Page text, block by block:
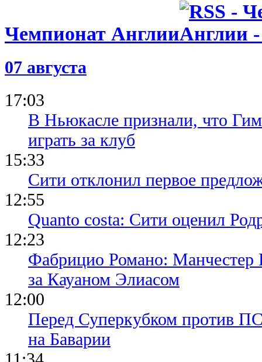
Чемпионат Англии
07 августа
17:03
В Ньюкасле признали, что
играть за клуб
15:33
Сити отклонил первое
12:55
Quanto costa: Сити оценил
12:23
Фабрицио Романо: Манчестер
за Кауаном Элиасом
12:00
Перед Суперкубком против
на Баварии